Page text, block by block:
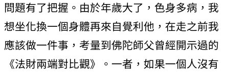
問題有了把握。由於年歲大了，色身多病，我
想坐化換一個身體再來自覺利他，在走之前我
應該做一件事，考量到佛陀師父曾經開示過的
《法財兩端對比觀》。一者，如果一個人沒有